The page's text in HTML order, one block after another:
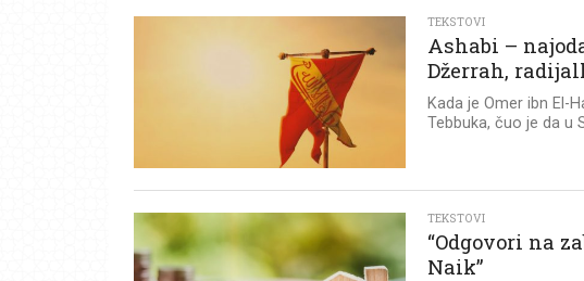
TEKSTOVI
Ashabi –
Džerrah,
Kada je Omer ibn El-
Tebbuka, čuo je da u
TEKSTOVI
“Odgovori na
Naik”